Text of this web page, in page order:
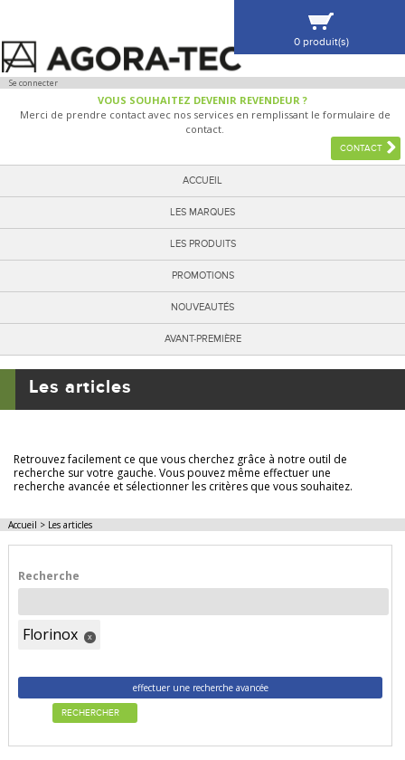
Se connecter
VOUS SOUHAITEZ DEVENIR REVENDEUR ?
Merci de prendre contact avec nos services en remplissant le formulaire de
contact.
CONTACT
ACCUEIL
LES MARQUES
LES PRODUITS
PROMOTIONS
NOUVEAUTÉS
AVANT-PREMIÈRE
0 produit(s)
VOIR MA SÉLECTION
Les articles
Retrouvez facilement ce que vous cherchez grâce à notre outil de
recherche sur votre gauche. Vous pouvez même effectuer une
recherche avancée et sélectionner les critères que vous souhaitez.
Accueil > Les articles
Recherche
Florinox x
effectuer une recherche avancée
RECHERCHER